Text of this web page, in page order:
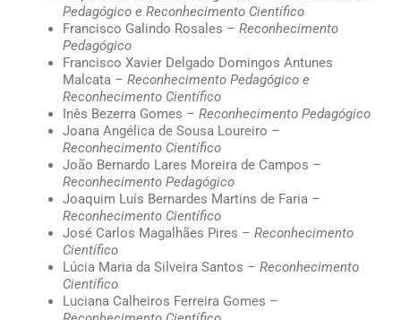
Pedagógico e Reconhecimento Científico
Francisco Galindo Rosales – Reconhecimento
Pedagógico
Francisco Xavier Delgado Domingos Antunes
Malcata – Reconhecimento Pedagógico e
Reconhecimento Científico
Inês Bezerra Gomes – Reconhecimento Pedagógico
Joana Angélica de Sousa Loureiro –
Reconhecimento Científico
João Bernardo Lares Moreira de Campos –
Reconhecimento Pedagógico
Joaquim Luís Bernardes Martins de Faria –
Reconhecimento Científico
José Carlos Magalhães Pires – Reconhecimento
Científico
Lúcia Maria da Silveira Santos – Reconhecimento
Científico
Luciana Calheiros Ferreira Gomes –